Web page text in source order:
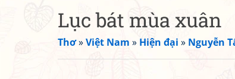
Lục bát mùa xuân
Thơ»Việt Nam » Hiện đại » Nguyễn